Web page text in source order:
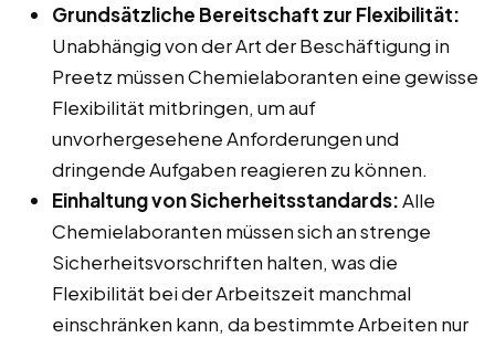
Grundsätzliche Bereitschaft zur Flexibilität:
Unabhängig von der Art der Beschäftigung in
Preetz müssen Chemielaboranten eine gewisse
Flexibilität mitbringen, um auf
unvorhergesehene Anforderungen und
dringende Aufgaben reagieren zu können.
Einhaltung von Sicherheitsstandards:Alle
Chemielaboranten müssen sich an strenge
Sicherheitsvorschriften halten, was die
Flexibilität bei der Arbeitszeit manchmal
einschränken kann, da bestimmte Arbeiten nur